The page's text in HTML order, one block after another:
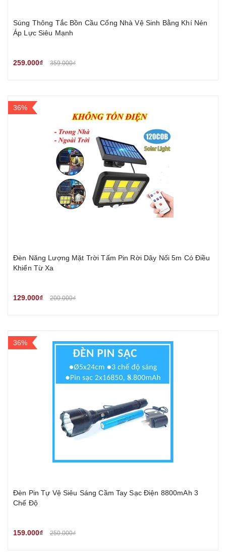
Súng Thông Tắc Bồn Cầu Cống Nhà Vệ Sinh Bằng Khí Nén
Áp Lực Siêu Mạnh
259.000₫ 359.000₫
36%
Đèn Năng Lượng Mặt Trời Tấm Pin Rời Dây Nối 5m Có Điều
Khiển Từ Xa
129.000₫ 200.000₫
36%
Đèn Pin Tự Vệ Siêu Sáng Cầm Tay Sạc Điện 8800mAh 3
Chế Độ
159.000₫ 250.000₫